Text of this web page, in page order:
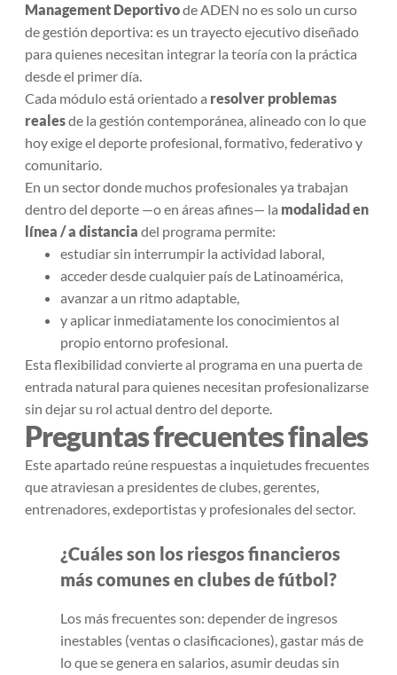
Management Deportivode ADEN no es solo un curso
de gestión deportiva: es un trayecto ejecutivo diseñado
para quienes necesitan integrar la teoría con la práctica
desde el primer día.
Cada módulo está orientado a resolver problemas
realesde la gestión contemporánea, alineado con lo que
hoy exige el deporte profesional, formativo, federativo y
comunitario.
En un sector donde muchos profesionales ya trabajan
dentro del deporte —o en áreas afines— la modalidad en
línea / a distancia del programa permite:
estudiar sin interrumpir la actividad laboral,
acceder desde cualquier país de Latinoamérica,
avanzar a un ritmo adaptable,
y aplicar inmediatamente los conocimientos al
propio entorno profesional.
Esta flexibilidad convierte al programa en una puerta de
entrada natural para quienes necesitan profesionalizarse
sin dejar su rol actual dentro del deporte.
Preguntas frecuentes finales
Este apartado reúne respuestas a inquietudes frecuentes
que atraviesan a presidentes de clubes, gerentes,
entrenadores, exdeportistas y profesionales del sector.
¿Cuáles son los riesgos financieros
más comunes en clubes de fútbol?
Los más frecuentes son: depender de ingresos
inestables (ventas o clasificaciones), gastar más de
lo que se genera en salarios, asumir deudas sin